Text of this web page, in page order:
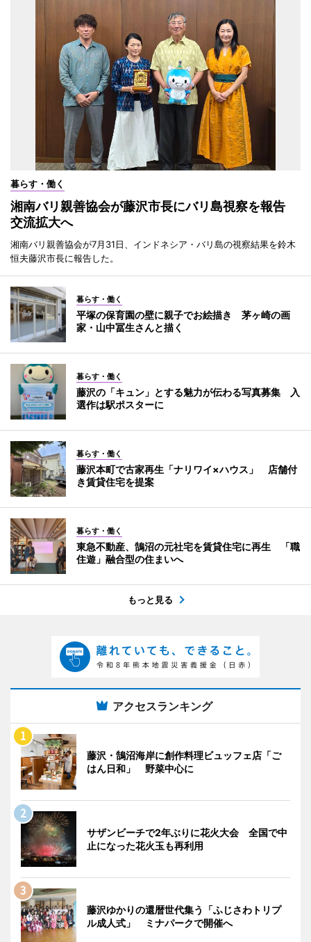
暮らす・働く
湘南バリ親善協会が藤沢市長にバリ島視察を報告
交流拡大へ
湘南バリ親善協会が7月31日、インドネシア・バリ島の視察結果を鈴木
恒夫藤沢市長に報告した。
暮らす・働く
平塚の保育園の壁に親子でお絵描き 茅ヶ崎の画
家・山中冨生さんと描く
暮らす・働く
藤沢の「キュン」とする魅力が伝わる写真募集 入
選作は駅ポスターに
暮らす・働く
藤沢本町で古家再生「ナリワイ×ハウス」 店舗付
き賃貸住宅を提案
暮らす・働く
東急不動産、鵠沼の元社宅を賃貸住宅に再生 「職
住遊」融合型の住まいへ
もっと見る
アクセスランキング
藤沢・鵠沼海岸に創作料理ビュッフェ店「ご
はん日和」 野菜中心に
サザンビーチで2年ぶりに花火大会 全国で中
止になった花火玉も再利用
藤沢ゆかりの還暦世代集う「ふじさわトリプ
ル成人式」 ミナパークで開催へ